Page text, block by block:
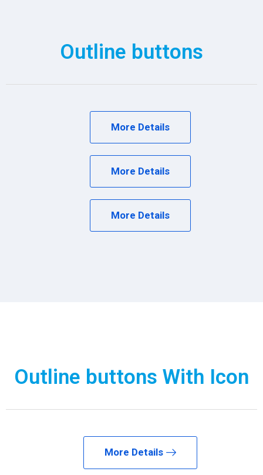
Outline buttons
More Details
More Details
More Details
Outline buttons With Icon
More Details